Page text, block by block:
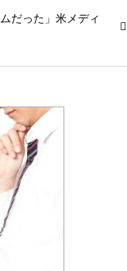
だった」米メディ